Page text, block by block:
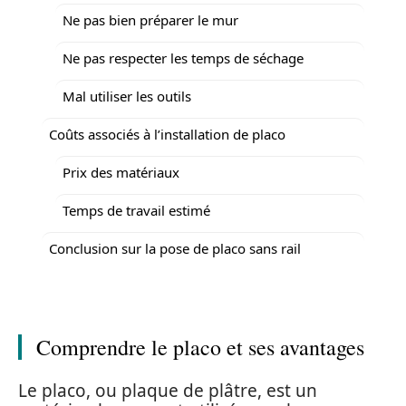
Ne pas bien préparer le mur
Ne pas respecter les temps de séchage
Mal utiliser les outils
Coûts associés à l’installation de placo
Prix des matériaux
Temps de travail estimé
Conclusion sur la pose de placo sans rail
Comprendre le placo et ses avantages
Le placo, ou plaque de plâtre, est un